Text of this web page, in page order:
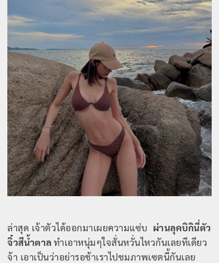
ล่าสุด เจ้าตัวได้ออกมาเผยความแซ่บ ผ่านลุคบิกินี่ตัว
จิ๋วสีน้ำตาล ทำเอาหนุ่มๆใจสั่นหวั่นไหวกันเลยทีเดียว
จ้า เอาเป็นว่าอย่ารอช้าเราไปชมภาพเซตนี้กันเลย